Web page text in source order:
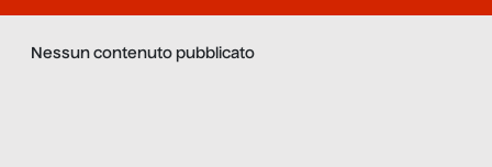
Nessun contenuto pubblicato